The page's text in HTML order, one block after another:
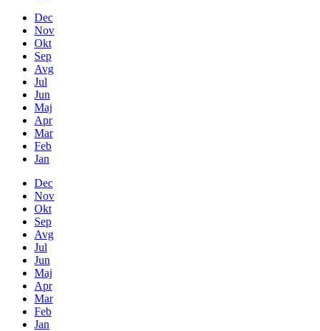
Dec
Nov
Okt
Sep
Avg
Jul
Jun
Maj
Apr
Mar
Feb
Jan
Dec
Nov
Okt
Sep
Avg
Jul
Jun
Maj
Apr
Mar
Feb
Jan